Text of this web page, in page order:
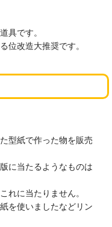
具です。
位改造大推奨です。
型紙で作った物を販売
に当たるようなものは
れに当たりません。
を使いましたなどリン